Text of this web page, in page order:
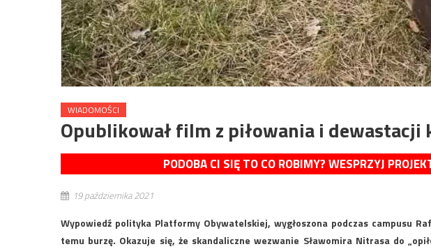
WIADOMOŚCI
Opublikował film z piłowania i dewastacji
PODOBA CI SIĘ TO CO ROBIMY? WESPRZYJ
19 października 2021
Wypowiedź polityka Platformy Obywatelskiej, wygłoszona podczas campusu
temu burzę. Okazuje się, że skandaliczne wezwanie Sławomira Nitrasa do